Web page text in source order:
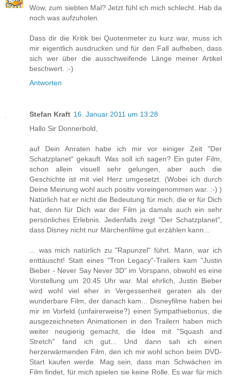
Wow, zum siebten Mal? Jetzt fühl ich mich schlecht. Hab da
noch was aufzuholen.
Dass dir die Kritik bei Quotenmeter zu kurz war, muss ich
mir eigentlich ausdrucken und für den Fall aufheben, dass
sich wer über die ausschweifende Länge meiner Artikel
beschwert. :-)
Antworten
Stefan Kraft 16. Januar 2011 um 13:28
Hallo Sir Donnerbold,
auf Dein Anraten habe ich mir vor einiger Zeit "Der
Schatzplanet" gekauft. Was soll ich sagen? Ein guter Film,
schon allein visuell sehr gelungen, aber auch die
Geschichte ist mit viel Herz umgesetzt. (Wobei ich durch
Deine Meinung wohl auch positiv voreingenommen war. :-) )
Natürlich hat er nicht die Bedeutung für mich, die er für Dich
hat, denn für Dich war der Film ja damals auch ein sehr
persönliches Erlebnis. Jedenfalls zeigt "Der Schatzplanet",
dass Disney nicht nur Märchenfilme gut erzählen kann...
... was mich natürlich zu "Rapunzel" führt. Mann, war ich
enttäuscht! Statt eines "Tron Legacy"-Trailers kam "Justin
Bieber - Never Say Never 3D" im Vorspann, obwohl es eine
Vorstellung um 20:45 Uhr war. Mal ehrlich, Justin Bieber
wird wohl viel eher in Vergessenheit geraten als der
wunderbare Film, der danach kam... Disneyfilme haben bei
mir im Vorfeld (unfairerweise?) einen Sympathiebonus, die
ausgezeichneten Animationen in den Trailern haben mich
weiter neugierig gemacht, die Idee mit "Squash and
Stretch" fand ich gut... Und dann sah ich einen
herzerwärmenden Film, den ich mir wohl schon beim DVD-
Start kaufen werde. Mag sein, dass man Schwächen im
Film findet, für mich spielen sie keine Rolle. Es war für mich